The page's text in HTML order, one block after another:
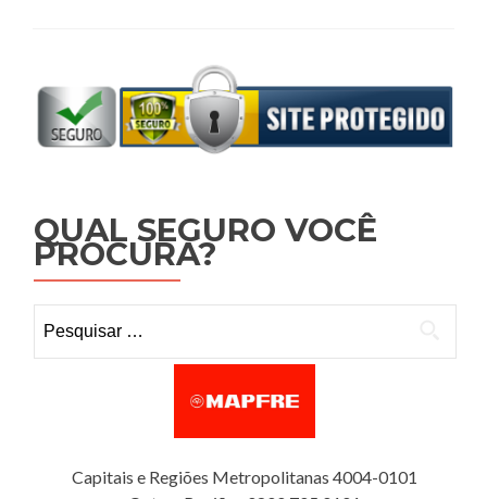
QUAL SEGURO VOCÊ
PROCURA?
Capitais e Regiões Metropolitanas 4004-0101